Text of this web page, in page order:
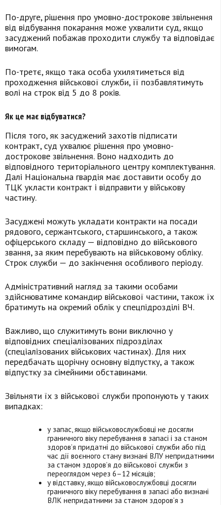
По-друге, рішення про умовно-дострокове звільнення
від відбування покарання може ухвалити суд, якщо
засуджений побажав проходити службу та відповідає
вимогам.
По-третє, якщо така особа ухилятиметься від
проходження військової служби, її позбавлятимуть
волі на строк від 5 до 8 років.
Як це має відбуватися?
Після того, як засуджений захотів підписати
контракт, суд ухвалює рішення про умовно-
дострокове звільнення. Воно надходить до
відповідного територіального центру комплектування.
Далі Національна гвардія має доставити особу до
ТЦК укласти контракт і відправити у військову
частину.
Засуджені можуть укладати контракти на посади
рядового, сержантського, старшинського, а також
офіцерського складу — відповідно до військового
звання, за яким перебувають на військовому обліку.
Строк служби — до закінчення особливого періоду.
Адміністративний нагляд за такими особами
здійснюватиме командир військової частини, також їх
братимуть на окремий облік у спецпідрозділі ВЧ.
Важливо, що служитимуть вони виключно у
відповідних спеціалізованих підрозділах
(спеціалізованих військових частинах). Для них
передбачать щорічну основну відпустку, а також
відпустку за сімейними обставинами.
Звільняти їх з військової служби пропонують у таких
випадках:
у запас, якщо військовослужбовці не досягли
граничного віку перебування в запасі і за станом
здоров’я придатні до військової служби або під
час дії воєнного стану визнані ВЛУ непридатними
за станом здоров’я до військової служби з
переоглядом через 6–12 місяців;
у відставку, якщо військовослужбовці досягли
граничного віку перебування в запасі або визнані
ВЛК непридатними за станом здоров’я з